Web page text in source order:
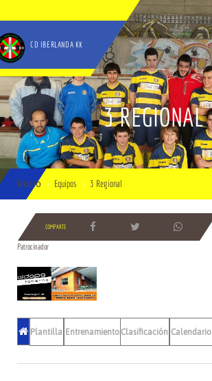
CD IBERLANDA KK
3 REGIONAL
Inicio Equipos 3 Regional
COMPARTE
Patrocinador
Plantilla EntrenamientosClasificación Calendario